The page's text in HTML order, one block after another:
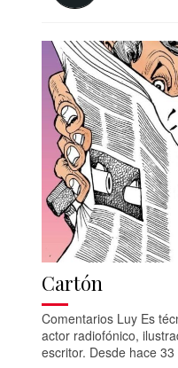
Cartón
Comentarios Luy Es
actor radiofónico,
escritor. Desde hace